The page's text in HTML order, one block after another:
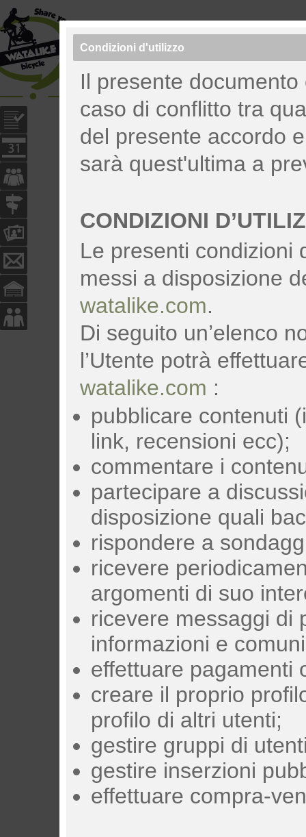
Cosa cerchi? Amici, moto, pezzi...
Condizioni d'utilizzo
Il presente
caso di conflitto tra
del presente accordo
sarà quest'ultima a
CONDIZIONI
Le presenti condizioni
messi a disposizione
watalike.com.
Di seguito un’elenco
l’Utente potrà
watalike.com :
pubblicare contenuti
link, recensioni ecc);
commentare i
partecipare a
disposizione quali
rispondere a
ricevere
argomenti di suo
ricevere messaggi di
informazioni e
effettuare pagamenti
creare il proprio
profilo di altri utenti;
gestire gruppi di
gestire inserzioni
effettuare compra-